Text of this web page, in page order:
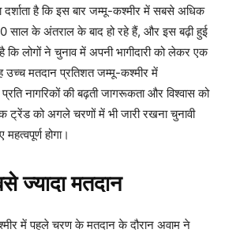
है कि इस बार जम्मू-कश्मीर में सबसे अधिक
साल के अंतराल के बाद हो रहे हैं, और इस बढ़ी हुई
लोगों ने चुनाव में अपनी भागीदारी को लेकर एक
उच्च मतदान प्रतिशत जम्मू-कश्मीर में
नागरिकों की बढ़ती जागरूकता और विश्वास को
ट्रेंड को अगले चरणों में भी जारी रखना चुनावी
होगा।
ज्यादा मतदान
में पहले चरण के मतदान के दौरान अवाम ने